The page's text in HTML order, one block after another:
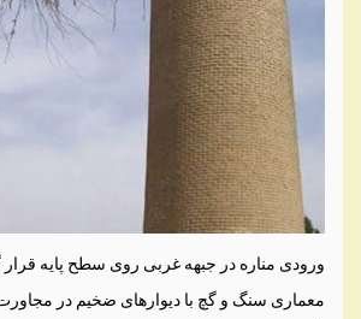
ورودی مناره در جبهه غربی روی سطح پایه قرار
معماری سنگ و گچ با دیوارهای ضخیم در مجاورت